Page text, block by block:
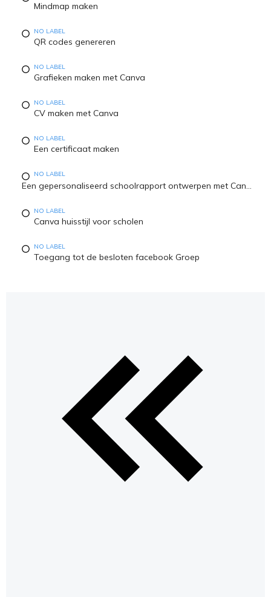
Mindmap maken
NO LABEL
QR codes genereren
NO LABEL
Grafieken maken met Canva
NO LABEL
CV maken met Canva
NO LABEL
Een certificaat maken
NO LABEL
Een gepersonaliseerd schoolrapport ontwerpen met Canva
NO LABEL
Canva huisstijl voor scholen
NO LABEL
Toegang tot de besloten facebook Groep